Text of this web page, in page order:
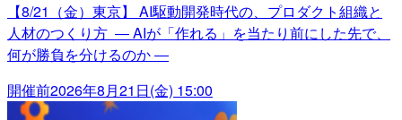
【8/21（金）東京】 AI駆動開発時代の、プロダクト組織と
人材のつくり方 ― AIが「作れる」を当たり前にした先で、
何が勝負を分けるのか ―
開催前2026年8月21日(金) 15:00